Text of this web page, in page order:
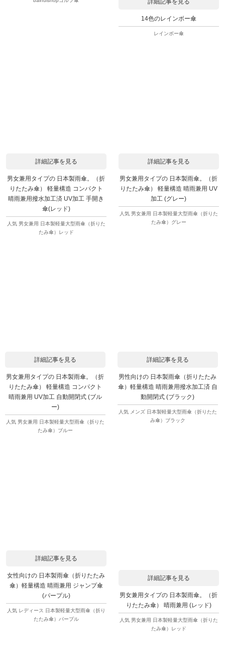
詳細記事を見る
14色のレインボー傘
レインボー傘
詳細記事を見る
男女兼用タイプの 日本製雨傘。（折
りたたみ傘） 軽量構造 コンパクト
晴雨兼用撥水加工済 UV加工 手開き
傘(レッド)
人気 男女兼用 日本製軽量大型雨傘（折りた
たみ傘）レッド
詳細記事を見る
男女兼用タイプの 日本製雨傘。（折
りたたみ傘） 軽量構造 晴雨兼用 UV
加工 (グレー)
人気 男女兼用 日本製軽量大型雨傘（折りた
たみ傘）グレー
詳細記事を見る
男女兼用タイプの 日本製雨傘。（折
りたたみ傘） 軽量構造 コンパクト
晴雨兼用 UV加工 自動開閉式 (ブル
ー)
人気 男女兼用 日本製軽量大型雨傘（折りた
たみ傘）ブルー
詳細記事を見る
男性向けの 日本製雨傘（折りたたみ
傘）軽量構造 晴雨兼用撥水加工済 自
動開閉式 (ブラック)
人気 メンズ 日本製軽量大型雨傘（折りたた
み傘）ブラック
詳細記事を見る
女性向けの 日本製雨傘（折りたたみ
傘）軽量構造 晴雨兼用 ジャンプ傘
(パープル)
人気 レディース 日本製軽量大型雨傘（折り
たたみ傘）パープル
詳細記事を見る
男女兼用タイプの 日本製雨傘。（折
りたたみ傘） 晴雨兼用 (レッド)
人気 男女兼用 日本製軽量大型雨傘（折りた
たみ傘）レッド